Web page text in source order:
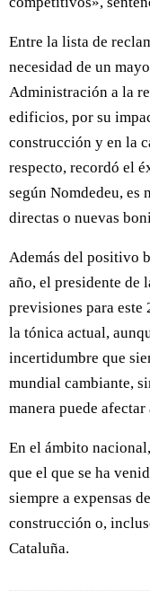
Entre la lista de
necesidad de un
Administración a la
edificios, por su
construcción y en la
respecto, recordó el
según Nomdedeu, es
directas o nuevas
Además del positivo
año, el presidente de
previsiones para este
la tónica actual,
incertidumbre que
mundial cambiante,
manera puede
En el ámbito
que el que se ha
siempre a expensas
construcción o,
Cataluña.